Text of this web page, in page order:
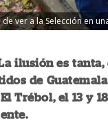
ver a la Selección en
ilusión es
de
Trébol, el 13 y